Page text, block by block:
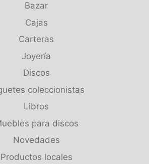
Bazar
Cajas
Carteras
Joyería
Discos
coleccionistas
Libros
para discos
Novedades
Productos locales